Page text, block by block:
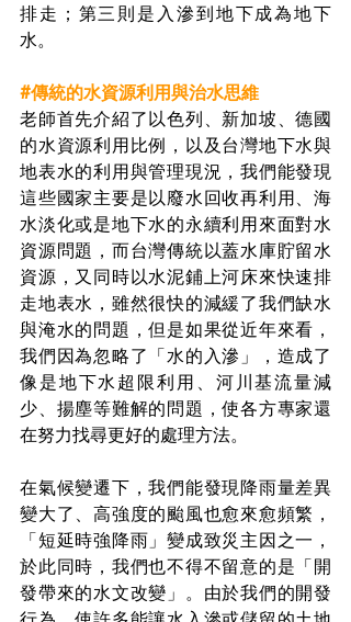
排走；第三則是入滲到地下成為地下
水。
#傳統的水資源利用與治水思維
老師首先介紹了以色列、新加坡、德國
的水資源利用比例，以及台灣地下水與
地表水的利用與管理現況，我們能發現
這些國家主要是以廢水回收再利用、海
水淡化或是地下水的永續利用來面對水
資源問題，而台灣傳統以蓋水庫貯留水
資源，又同時以水泥鋪上河床來快速排
走地表水，雖然很快的減緩了我們缺水
與淹水的問題，但是如果從近年來看，
我們因為忽略了「水的入滲」，造成了
像是地下水超限利用、河川基流量減
少、揚塵等難解的問題，使各方專家還
在努力找尋更好的處理方法。
在氣候變遷下，我們能發現降雨量差異
變大了、高強度的颱風也愈來愈頻繁，
「短延時強降雨」變成致災主因之一，
於此同時，我們也不得不留意的是「開
發帶來的水文改變」。由於我們的開發